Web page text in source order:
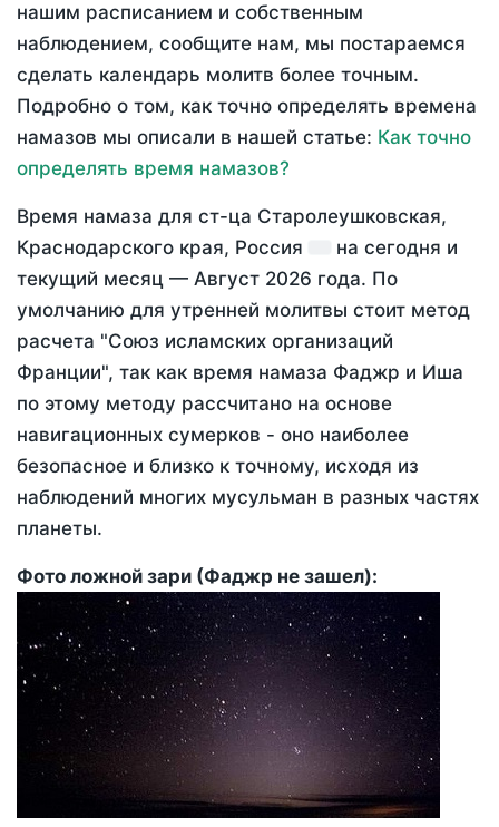
нашим расписанием и собственным
наблюдением, сообщите нам, мы постараемся
сделать календарь молитв более точным.
Подробно о том, как точно определять времена
намазов мы описали в нашей статье: Как точно
определять время намазов?
Время намаза для ст-ца Старолеушковская,
Краснодарского края, Россия
на сегодня и
текущий месяц — Август 2026 года. По
умолчанию для утренней молитвы стоит метод
расчета "Союз исламских организаций
Франции", так как время намаза Фаджр и Иша
по этому методу рассчитано на основе
навигационных сумерков - оно наиболее
безопасное и близко к точному, исходя из
наблюдений многих мусульман в разных частях
планеты.
Фото ложной зари (Фаджр не зашел):